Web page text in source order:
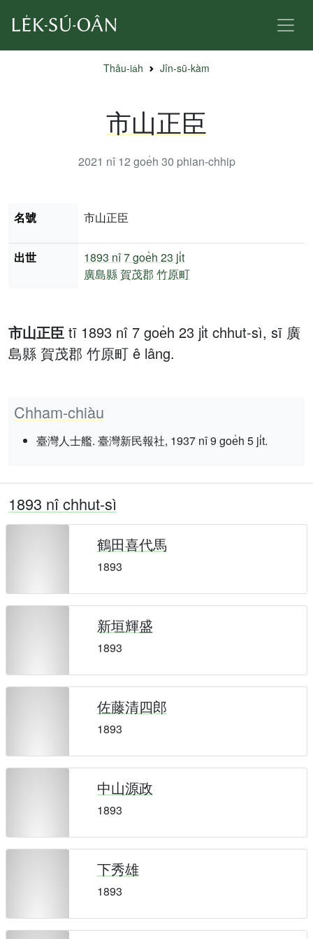
Thâu-ia̍h Jîn-sū-kàm
市山正臣
2021 nî 12 goe̍h 30 phian-chhip
市山正臣 tī 1893 nî 7 goe̍h 23 ji̍t chhut-sì, sī 廣
島縣 賀茂郡 竹原町 ê lâng.
Chham-chiàu
臺灣人士艦. 臺灣新民報社, 1937 nî 9 goe̍h 5 ji̍t.
名號 市山正臣
出世 1893 nî7 goe̍h 23 ji̍t
廣島縣賀茂郡 竹原町
1893 nî chhut-sì
鶴田喜代馬
1893
新垣輝盛
1893
佐藤清四郎
1893
中山源政
1893
下秀雄
1893